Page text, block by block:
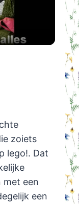
zoiets
lego!. Dat
met een
een